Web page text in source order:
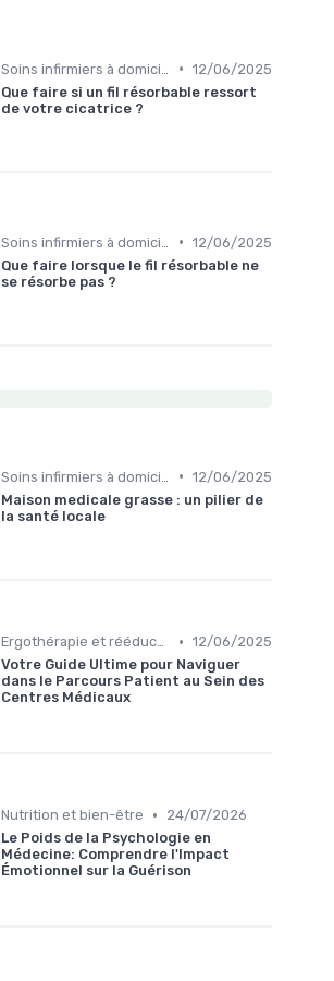
• 12/06/2025
Que faire si un fil résorbable ressort
de votre cicatrice ?
• 12/06/2025
Que faire lorsque le fil résorbable ne
se résorbe pas ?
• 12/06/2025
Maison medicale grasse : un pilier de
la santé locale
Ergothérapie et rééducation • 12/06/2025
Votre Guide Ultime pour Naviguer
dans le Parcours Patient au Sein des
Centres Médicaux
Nutrition et bien-être •
24/07/2026
Le Poids de la Psychologie en
Médecine: Comprendre l'Impact
Émotionnel sur la Guérison